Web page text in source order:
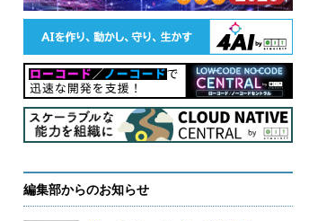
編集部からのお知らせ